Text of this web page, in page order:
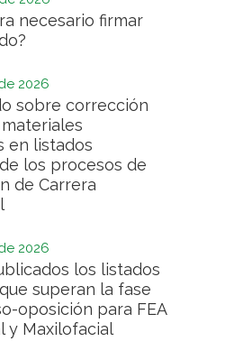
necesario firmar
2026
sobre corrección
en listados
los procesos de
de Carrera
2026
los listados
superan la fase
oposición para FEA
y Maxilofacial